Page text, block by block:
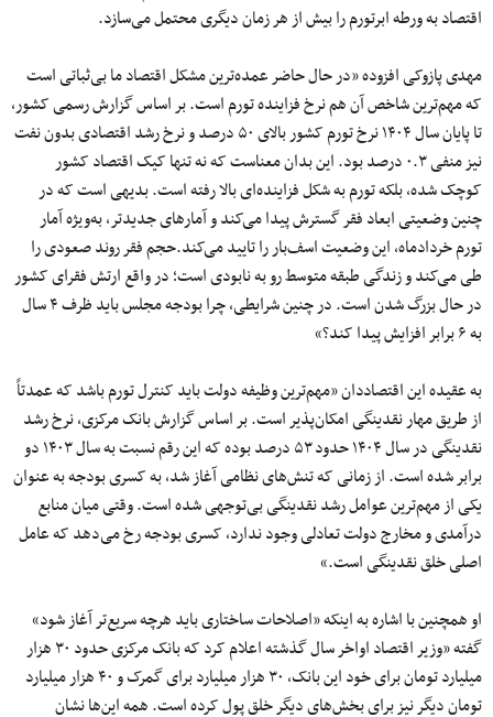
اقتصاد به ورطه ابرتورم را بیش از هر زمان دیگری محتمل می‌سازد.
مهدی پازوکی افزوده «در حال حاضر عمده‌ترین مشکل اقتصاد ما بی‌ثباتی است
که مهم‌ترین شاخص آن هم نرخ فزاینده تورم است. بر اساس گزارش رسمی کشور،
تا پایان سال ۱۴۰۴ نرخ تورم کشور بالای ۵۰ درصد و نرخ رشد اقتصادی بدون نفت
نیز منفی ۰.۳ درصد بود. این بدان معناست که نه تنها کیک اقتصاد کشور
کوچک شده، بلکه تورم به شکل فزاینده‌ای بالا رفته است. بدیهی است که در
چنین وضعیتی ابعاد فقر گسترش پیدا می‌کند و آمارهای جدیدتر، به‌ویژه آمار
تورم خردادماه، این وضعیت اسف‌بار را تایید می‌کند.حجم فقر روند صعودی را
طی می‌کند و زندگی طبقه متوسط رو به نابودی است؛ در واقع ارتش فقرای کشور
در حال بزرگ شدن است. در چنین شرایطی، چرا بودجه مجلس باید ظرف ۴ سال
به ۶ برابر افزایش پیدا کند؟»
به عقیده این اقتصاددان «مهم‌ترین وظیفه دولت باید کنترل تورم باشد که عمدتاً
از طریق مهار نقدینگی امکان‌پذیر است. بر اساس گزارش بانک مرکزی، نرخ رشد
نقدینگی در سال ۱۴۰۴ حدود ۵۳ درصد بوده که این رقم نسبت به سال ۱۴۰۳ دو
برابر شده است. از زمانی که تنش‌های نظامی آغاز شد، به کسری بودجه به عنوان
یکی از مهم‌ترین عوامل رشد نقدینگی بی‌توجهی شده است. وقتی میان منابع
درآمدی و مخارج دولت تعادلی وجود ندارد، کسری بودجه رخ می‌دهد که عامل
اصلی خلق نقدینگی است.»
او همچنین با اشاره به اینکه «اصلاحات ساختاری باید هرچه سریع‌تر آغاز شود»
گفته «وزیر اقتصاد اواخر سال گذشته اعلام کرد که بانک مرکزی حدود ۳۰ هزار
میلیارد تومان برای خود این بانک، ۳۰ هزار میلیارد برای گمرک و ۴۰ هزار میلیارد
تومان دیگر نیز برای بخش‌های دیگر خلق پول کرده است. همه این‌ها نشان